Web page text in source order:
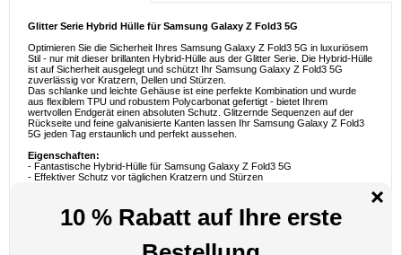
Glitter Serie Hybrid Hülle für Samsung Galaxy Z Fold3 5G
Optimieren Sie die Sicherheit Ihres Samsung Galaxy Z Fold3 5G in luxuriösem
Stil - nur mit dieser brillanten Hybrid-Hülle aus der Glitter Serie. Die Hybrid-Hülle
ist auf Sicherheit ausgelegt und schützt Ihr Samsung Galaxy Z Fold3 5G
zuverlässig vor Kratzern, Dellen und Stürzen.
Das schlanke und leichte Gehäuse ist eine perfekte Kombination und wurde
aus flexiblem TPU und robustem Polycarbonat gefertigt - bietet Ihrem
wertvollen Endgerät einen absoluten Schutz. Glitzernde Sequenzen auf der
Rückseite und feine galvanisierte Kanten lassen Ihr Samsung Galaxy Z Fold3
5G jeden Tag erstaunlich und perfekt aussehen.
Eigenschaften:
- Fantastische Hybrid-Hülle für Samsung Galaxy Z Fold3 5G
- Effektiver Schutz vor täglichen Kratzern und Stürzen
unnötiges Gewicht hinzu
- Materialien: weiches TPU und hartes Polycarbonat
Samsung Galaxy Z Fold3 5G